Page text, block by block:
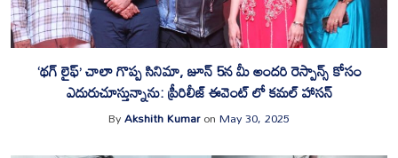
‘థగ్ లైఫ్’ చాలా గొప్ప సినిమా, జూన్ 5న మీ అందరి రెస్పాన్స్ కోసం
ఎదురుచూస్తున్నాను: ప్రీరిలీజ్ ఈవెంట్ లో కమల్ హాసన్
ByAkshith KumaronMay 30, 2025